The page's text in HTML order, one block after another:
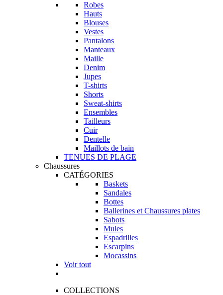
Robes
Hauts
Blouses
Vestes
Pantalons
Manteaux
Maille
Denim
Jupes
T-shirts
Shorts
Sweat-shirts
Ensembles
Tailleurs
Cuir
Dentelle
Maillots de bain
TENUES DE PLAGE
Chaussures
CATÉGORIES
Baskets
Sandales
Bottes
Ballerines et Chaussures plates
Sabots
Mules
Espadrilles
Escarpins
Mocassins
Voir tout
COLLECTIONS